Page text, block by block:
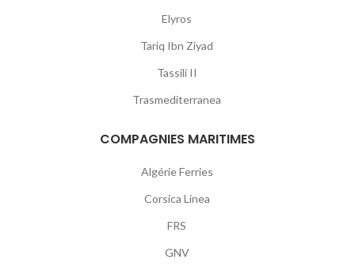
Elyros
Tariq Ibn Ziyad
Tassili II
Trasmediterranea
COMPAGNIES MARITIMES
Algérie Ferries
Corsica Linea
FRS
GNV